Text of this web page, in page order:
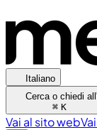
Italiano
Cerca o chiedi
⌘ K
Vai al sito web